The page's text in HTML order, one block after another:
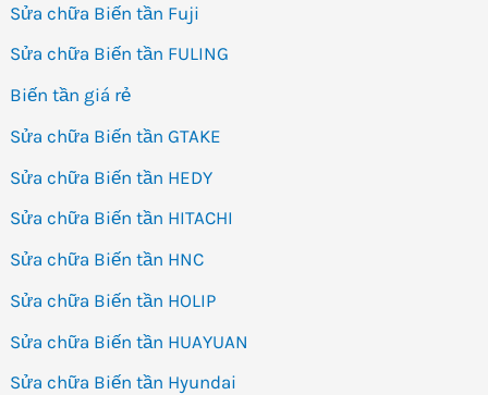
Sửa chữa Biến tần Fuji
Sửa chữa Biến tần FULING
Biến tần giá rẻ
Sửa chữa Biến tần GTAKE
Sửa chữa Biến tần HEDY
Sửa chữa Biến tần HITACHI
Sửa chữa Biến tần HNC
Sửa chữa Biến tần HOLIP
Sửa chữa Biến tần HUAYUAN
Sửa chữa Biến tần Hyundai